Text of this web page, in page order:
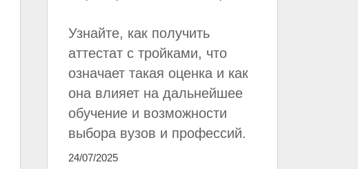
Узнайте, как получить
аттестат с тройками, что
означает такая оценка и как
она влияет на дальнейшее
обучение и возможности
выбора вузов и профессий.
24/07/2025